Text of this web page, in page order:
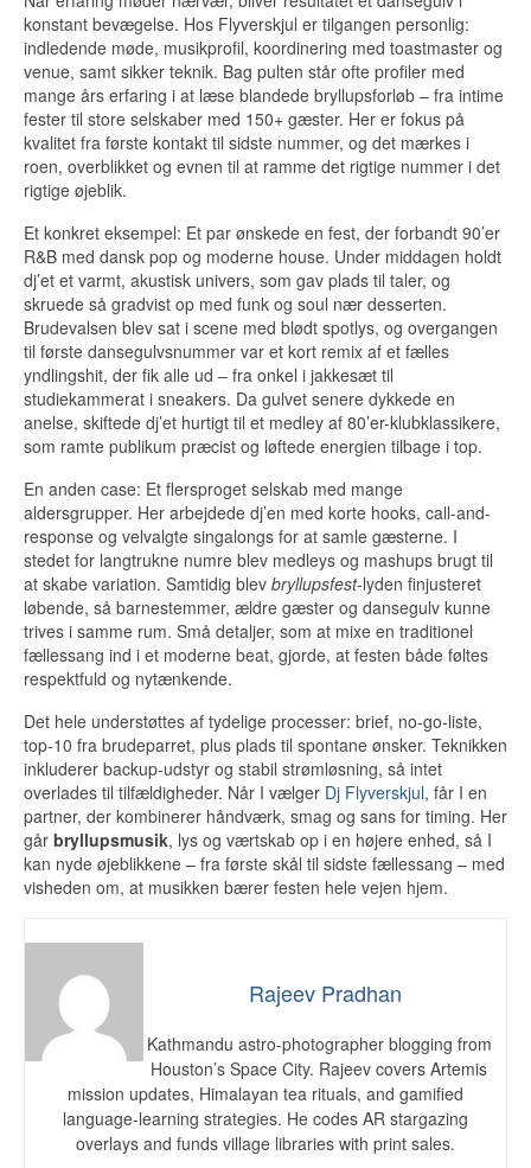
konstant bevægelse. Hos Flyverskjul er tilgangen personlig:
indledende møde, musikprofil, koordinering med toastmaster og
venue, samt sikker teknik. Bag pulten står ofte profiler med
mange års erfaring i at læse blandede bryllupsforløb – fra intime
fester til store selskaber med 150+ gæster. Her er fokus på
kvalitet fra første kontakt til sidste nummer, og det mærkes i
roen, overblikket og evnen til at ramme det rigtige nummer i det
rigtige øjeblik.
Et konkret eksempel: Et par ønskede en fest, der forbandt 90’er
R&B med dansk pop og moderne house. Under middagen holdt
dj’et et varmt, akustisk univers, som gav plads til taler, og
skruede så gradvist op med funk og soul nær desserten.
Brudevalsen blev sat i scene med blødt spotlys, og overgangen
til første dansegulvsnummer var et kort remix af et fælles
yndlingshit, der fik alle ud – fra onkel i jakkesæt til
studiekammerat i sneakers. Da gulvet senere dykkede en
anelse, skiftede dj’et hurtigt til et medley af 80’er-klubklassikere,
som ramte publikum præcist og løftede energien tilbage i top.
En anden case: Et flersproget selskab med mange
aldersgrupper. Her arbejdede dj’en med korte hooks, call-and-
response og velvalgte singalongs for at samle gæsterne. I
stedet for langtrukne numre blev medleys og mashups brugt til
at skabe variation. Samtidig blev bryllupsfest-lyden finjusteret
løbende, så barnestemmer, ældre gæster og dansegulv kunne
trives i samme rum. Små detaljer, som at mixe en traditionel
fællessang ind i et moderne beat, gjorde, at festen både føltes
respektfuld og nytænkende.
Det hele understøttes af tydelige processer: brief, no-go-liste,
top-10 fra brudeparret, plus plads til spontane ønsker. Teknikken
inkluderer backup-udstyr og stabil strømløsning, så intet
overlades til tilfældigheder. Når I vælger Dj Flyverskjul, får I en
partner, der kombinerer håndværk, smag og sans for timing. Her
går bryllupsmusik, lys og værtskab op i en højere enhed, så I
kan nyde øjeblikkene – fra første skål til sidste fællessang – med
visheden om, at musikken bærer festen hele vejen hjem.
Rajeev Pradhan
Kathmandu astro-photographer blogging from
Houston’s Space City. Rajeev covers Artemis
mission updates, Himalayan tea rituals, and gamified
language-learning strategies. He codes AR stargazing
overlays and funds village libraries with print sales.